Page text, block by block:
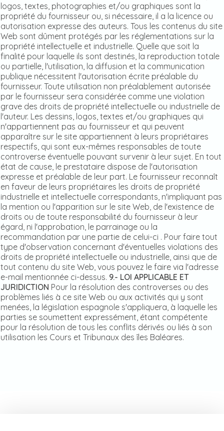
logos, textes, photographies et/ou graphiques sont la
propriété du fournisseur ou, si nécessaire, il a la licence ou
autorisation expresse des auteurs. Tous les contenus du site
Web sont dûment protégés par les réglementations sur la
propriété intellectuelle et industrielle. Quelle que soit la
finalité pour laquelle ils sont destinés, la reproduction totale
ou partielle, l'utilisation, la diffusion et la communication
publique nécessitent l'autorisation écrite préalable du
fournisseur. Toute utilisation non préalablement autorisée
par le fournisseur sera considérée comme une violation
grave des droits de propriété intellectuelle ou industrielle de
l'auteur. Les dessins, logos, textes et/ou graphiques qui
n'appartiennent pas au fournisseur et qui peuvent
apparaître sur le site appartiennent à leurs propriétaires
respectifs, qui sont eux-mêmes responsables de toute
controverse éventuelle pouvant survenir à leur sujet. En tout
état de cause, le prestataire dispose de l'autorisation
expresse et préalable de leur part. Le fournisseur reconnaît
en faveur de leurs propriétaires les droits de propriété
industrielle et intellectuelle correspondants, n'impliquant pas
la mention ou l'apparition sur le site Web, de l'existence de
droits ou de toute responsabilité du fournisseur à leur
égard, ni l'approbation, le parrainage ou la
recommandation par une partie de celui-ci . Pour faire tout
type d'observation concernant d'éventuelles violations des
droits de propriété intellectuelle ou industrielle, ainsi que de
tout contenu du site Web, vous pouvez le faire via l'adresse
e-mail mentionnée ci-dessus. 9.- LOI APPLICABLE ET
JURIDICTION Pour la résolution des controverses ou des
problèmes liés à ce site Web ou aux activités qui y sont
menées, la législation espagnole s'appliquera, à laquelle les
parties se soumettent expressément, étant compétente
pour la résolution de tous les conflits dérivés ou liés à son
utilisation les Cours et Tribunaux des îles Baléares.